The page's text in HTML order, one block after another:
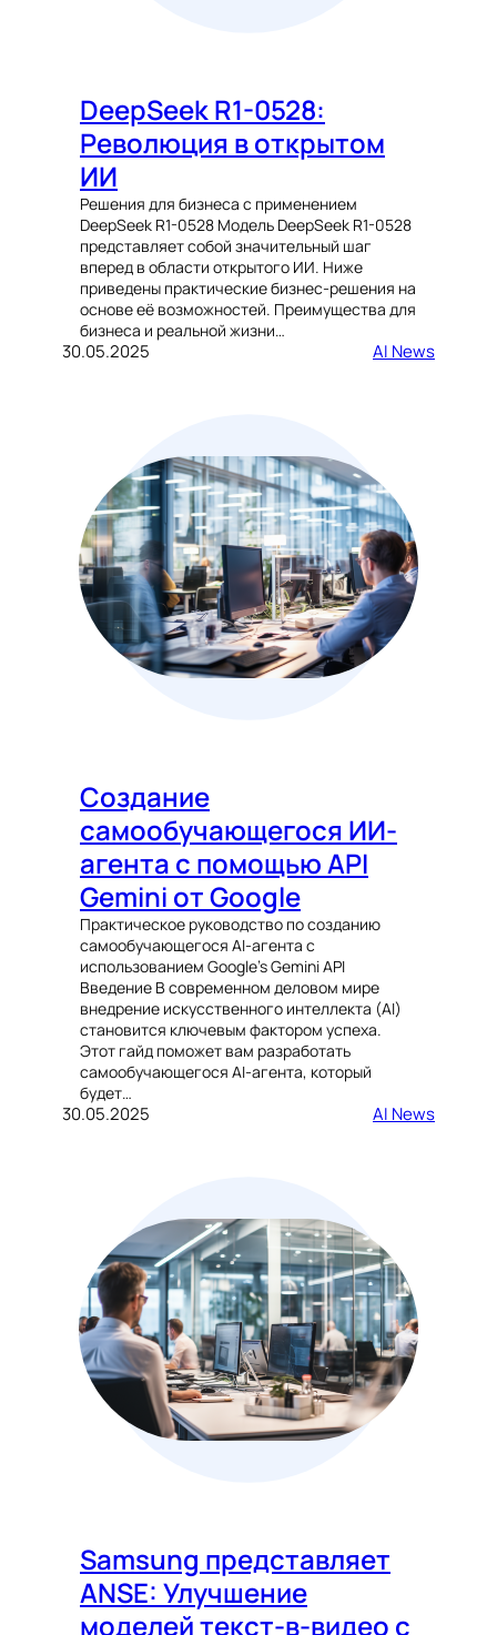
DeepSeek R1-0528:
Революция в открытом
ИИ
Решения для бизнеса с применением
DeepSeek R1-0528 Модель DeepSeek R1-0528
представляет собой значительный шаг
вперед в области открытого ИИ. Ниже
приведены практические бизнес-решения на
основе её возможностей. Преимущества для
бизнеса и реальной жизни…
30.05.2025 AI News
Создание
самообучающегося ИИ-
агента с помощью API
Gemini от Google
Практическое руководство по созданию
самообучающегося AI-агента с
использованием Google’s Gemini API
Введение В современном деловом мире
внедрение искусственного интеллекта (AI)
становится ключевым фактором успеха.
Этот гайд поможет вам разработать
самообучающегося AI-агента, который
будет…
30.05.2025 AI News
Samsung представляет
ANSE: Улучшение
моделей текст-в-видео с